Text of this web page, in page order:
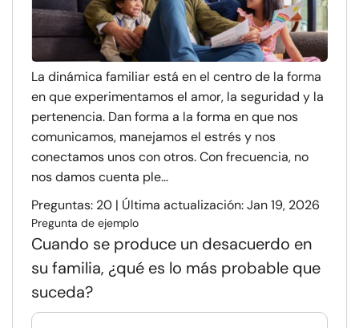
La dinámica familiar está en el centro de la forma
en que experimentamos el amor, la seguridad y la
pertenencia. Dan forma a la forma en que nos
comunicamos, manejamos el estrés y nos
conectamos unos con otros. Con frecuencia, no
nos damos cuenta ple...
Preguntas: 20 | Última actualización: Jan 19, 2026
Pregunta de ejemplo
Cuando se produce un desacuerdo en
su familia, ¿qué es lo más probable que
suceda?